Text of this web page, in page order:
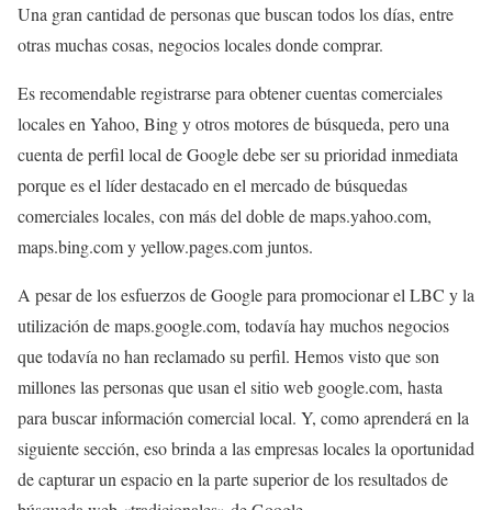
Una gran cantidad de personas que buscan todos los días, entre
otras muchas cosas, negocios locales donde comprar.
Es recomendable registrarse para obtener cuentas comerciales
locales en Yahoo, Bing y otros motores de búsqueda, pero una
cuenta de perfil local de Google debe ser su prioridad inmediata
porque es el líder destacado en el mercado de búsquedas
comerciales locales, con más del doble de maps.yahoo.com,
maps.bing.com y yellow.pages.com juntos.
A pesar de los esfuerzos de Google para promocionar el LBC y la
utilización de maps.google.com, todavía hay muchos negocios
que todavía no han reclamado su perfil. Hemos visto que son
millones las personas que usan el sitio web google.com, hasta
para buscar información comercial local. Y, como aprenderá en la
siguiente sección, eso brinda a las empresas locales la oportunidad
de capturar un espacio en la parte superior de los resultados de